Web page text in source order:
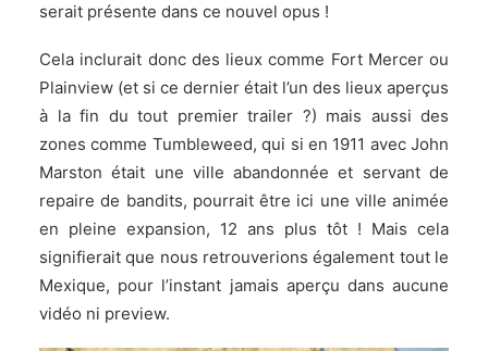
serait présente dans ce nouvel opus !
Cela inclurait donc des lieux comme Fort Mercer ou
Plainview (et si ce dernier était l’un des lieux aperçus
à la fin du tout premier trailer ?) mais aussi des
zones comme Tumbleweed, qui si en 1911 avec John
Marston était une ville abandonnée et servant de
repaire de bandits, pourrait être ici une ville animée
en pleine expansion, 12 ans plus tôt ! Mais cela
signifierait que nous retrouverions également tout le
Mexique, pour l’instant jamais aperçu dans aucune
vidéo ni preview.